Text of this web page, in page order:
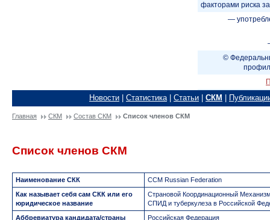
факторами риска
—
©
Новости Статистика| Статьи СКМ
Главная СКМ Состав СКМ Список членов СКМ
Список членов СКМ
Наименование СКК
CCM Russian Federation
Как называет себя сам СКК или его
юридическое название
Страновой Координационный
СПИД и туберкулеза в Российской
Аббревиатура кандидата/страны
Российская Федерация